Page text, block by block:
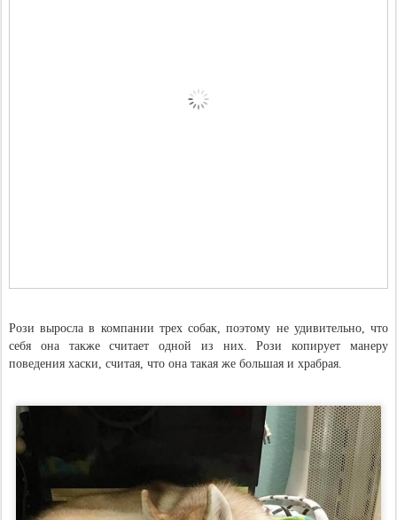
Рози выросла в компании трех собак, поэтому не удивительно, что
себя она также считает одной из них. Рози копирует манеру
поведения хаски, считая, что она такая же большая и храбрая.